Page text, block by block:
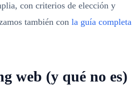
con criterios de elección y
también con la guía completa
web (y qué no es)